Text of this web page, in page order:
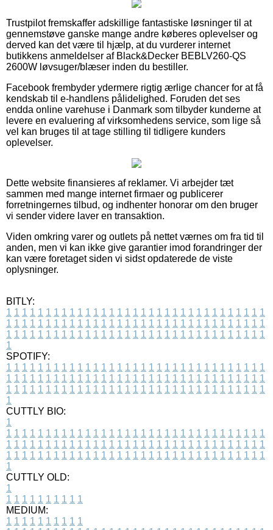
Trustpilot fremskaffer adskillige fantastiske løsninger til at
gennemstøve ganske mange andre køberes oplevelser og
derved kan det være til hjælp, at du vurderer internet
butikkens anmeldelser af Black&Decker BEBLV260-QS
2600W løvsuger/blæser inden du bestiller.
Facebook frembyder ydermere rigtig ærlige chancer for at få
kendskab til e-handlens pålidelighed. Foruden det ses
endda online varehuse i Danmark som tilbyder kunderne at
levere en evaluering af virksomhedens service, som lige så
vel kan bruges til at tage stilling til tidligere kunders
oplevelser.
Dette website finansieres af reklamer. Vi arbejder tæt
sammen med mange internet firmaer og publicerer
forretningernes tilbud, og indhenter honorar om den bruger
vi sender videre laver en transaktion.
Viden omkring varer og outlets på nettet værnes om fra tid til
anden, men vi kan ikke give garantier imod forandringer der
kan være foretaget siden vi sidst opdaterede de viste
oplysninger.
BITLY:
1 1 1 1 1 1 1 1 1 1 1 1 1 1 1 1 1 1 1 1 1 1 1 1 1 1 1 1 1 1 1 1 1
1 1 1 1 1 1 1 1 1 1 1 1 1 1 1 1 1 1 1 1 1 1 1 1 1 1 1 1 1 1 1 1 1
1 1 1 1 1 1 1 1 1 1 1 1 1 1 1 1 1 1 1 1 1 1 1 1 1 1 1 1 1 1 1 1 1
1
SPOTIFY:
1 1 1 1 1 1 1 1 1 1 1 1 1 1 1 1 1 1 1 1 1 1 1 1 1 1 1 1 1 1 1 1 1
1 1 1 1 1 1 1 1 1 1 1 1 1 1 1 1 1 1 1 1 1 1 1 1 1 1 1 1 1 1 1 1 1
1 1 1 1 1 1 1 1 1 1 1 1 1 1 1 1 1 1 1 1 1 1 1 1 1 1 1 1 1 1 1 1 1
1
CUTTLY BIO:
1
1 1 1 1 1 1 1 1 1 1 1 1 1 1 1 1 1 1 1 1 1 1 1 1 1 1 1 1 1 1 1 1 1
1 1 1 1 1 1 1 1 1 1 1 1 1 1 1 1 1 1 1 1 1 1 1 1 1 1 1 1 1 1 1 1 1
1 1 1 1 1 1 1 1 1 1 1 1 1 1 1 1 1 1 1 1 1 1 1 1 1 1 1 1 1 1 1 1 1
1
CUTTLY OLD:
1
1 1 1 1 1 1 1 1 1 1
MEDIUM:
1 1 1 1 1 1 1 1 1 1